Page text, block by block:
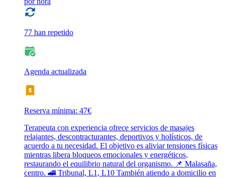
77 han repetido
Agenda actualizada
Reserva mínima: 47€
Terapeuta con experiencia ofrece servicios de masajes
relajantes, descontracturantes, deportivos y holísticos, de
acuerdo a tu necesidad. El objetivo es aliviar tensiones físicas
mientras libera bloqueos emocionales y energéticos,
restaurando el equilibrio natural del organismo. 📌 Malasaña,
centro. 🚄 Tribunal, L1, L10 También atiendo a domicilio en